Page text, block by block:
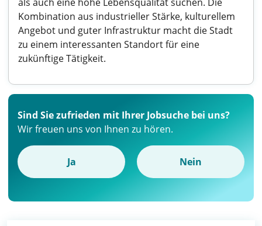
Kombination aus industrieller Stärke, kulturellem
Angebot und guter Infrastruktur macht die Stadt
zu einem interessanten Standort für eine
zukünftige Tätigkeit.
Sind Sie zufrieden mit Ihrer Jobsuche bei uns?
Wir freuen uns von Ihnen zu hören.
Ja Nein